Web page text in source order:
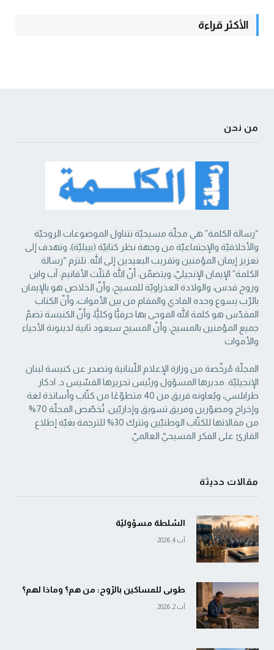
الأكثر قراءة
من نحن
“رسالة الكلمة” هي مجلّة مسيحيّة تتناول الموضوعات الروحيّة
والأخلاقيّة والإجتماعيّة من ‏وجهة نظر كتابيّة (بيبليّة)، وتهدف إلى
تعزيز إيمان المؤمنين وتقريب البعيدين إلى الله. تلتزم “رسالة
‏الكلمة” الإيمان الإنجيليّ، ويتضمّن: أنّ الله مُثلّث الأقانيم: آب وابن
وروح قدس، والولادة العذراويّة ‏للمسيح، وأنّ الخلاص هو بالإيمان
بالرّب يسوع وحده الفادي والمقام من بين الأموات، وأنّ الكتاب
‏المقدّس هو كلمة الله الموحى بها حرفيًّا وكليًّا، وأنّ الكنيسة تضمّ
جميع المؤمنين بالمسيح، وأنّ المسيح ‏سيعود ثانية لدينونة الأحياء
والأموات. ‏
المجلّة مُرخّصة من وزارة الإعلام اللّبنانية وتصدر عن كنيسة لبنان
الإنجيليّة. مديرها المسؤول ‏ورئيس تحريرها القسّيس د. ادكار
طرابلسي، ويُعاونه فريق من 40 متطوّعًا من كتّاب وأساتذة لغة
‏وإخراج ومصوّرين وفريق تسويق وإداريّين. تُخصّص المجلّة 70%
من مقالاتها للكتّاب الوطنيّين ‏وتترك 30% للترجمة بغيّة إطلاع
القارئ على الفكر المسيحيّ العالميّ.‏
مقالات حديثة
السّلطة مسؤوليّة
آب 4, 2026
طوبى للمساكين بالرّوح: من هم؟ وماذا لهم؟
آب 2, 2026